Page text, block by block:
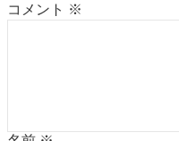
コメント ※